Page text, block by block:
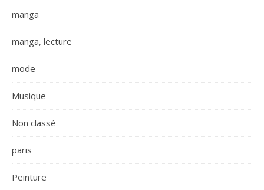
manga
manga, lecture
mode
Musique
Non classé
paris
Peinture